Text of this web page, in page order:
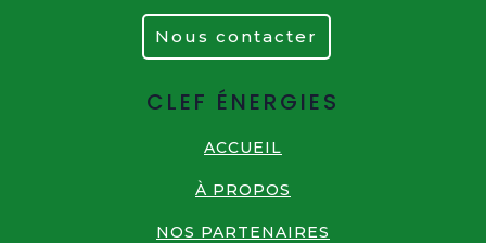
Nous contacter
CLEF ÉNERGIES
ACCUEIL
À PROPOS
NOS PARTENAIRES